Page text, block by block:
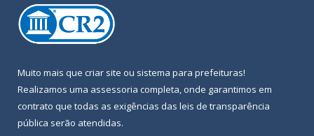
Muito mais que criar site ou sistema para prefeituras!
Realizamos uma assessoria completa, onde garantimos em
contrato que todas as exigências das leis de transparência
pública serão atendidas.